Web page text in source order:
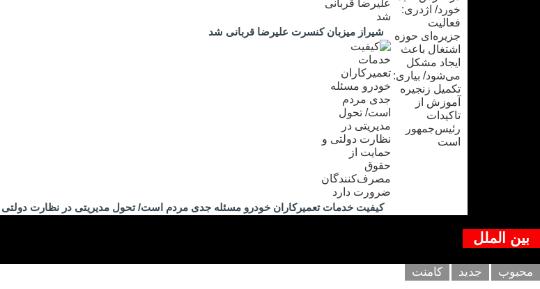
شیراز میزبان کنسرت علیرضا قربانی شد
کیفیت خدمات تعمیرکاران خودرو مسئله جدی مردم است/ تحول مدیریتی در نظارت
بین الملل
محبوب جدید کامنت